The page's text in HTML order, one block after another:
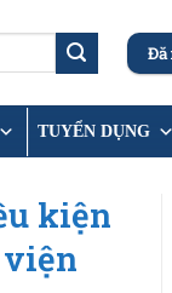
TUYỂN DỤNG
kiện